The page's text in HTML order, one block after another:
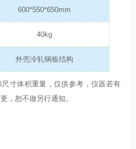
600*550*650mm
40kg
外壳冷轧钢板结构
寸体积重量，仅供参考，仪器若有
，恕不做另行通知。